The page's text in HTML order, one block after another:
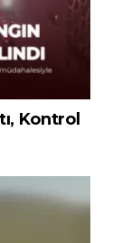
Kontrol